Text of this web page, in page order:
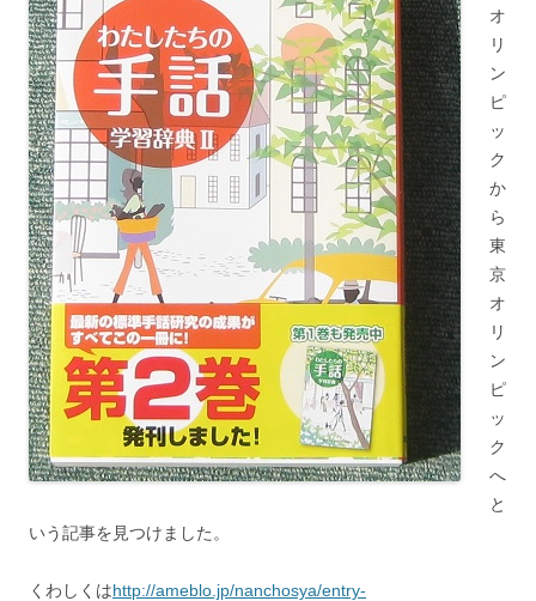
オ
リ
ン
ピ
ッ
ク
か
ら
東
京
オ
リ
ン
ピ
ッ
ク
へ
と
いう記事を見つけました。
くわしくはhttp://ameblo.jp/nanchosya/entry-